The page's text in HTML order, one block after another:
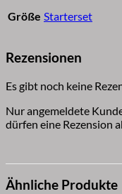
Größe Starterset
Rezensionen
Es gibt noch keine
Nur angemeldete
dürfen eine Rezension
Ähnliche Produkte